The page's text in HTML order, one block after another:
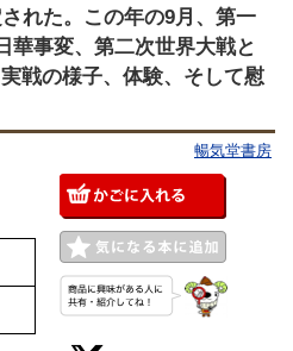
れた。この年の9月、第一
華事変、第二次世界大戦と
戦の様子、体験、そして慰
暢気堂書房